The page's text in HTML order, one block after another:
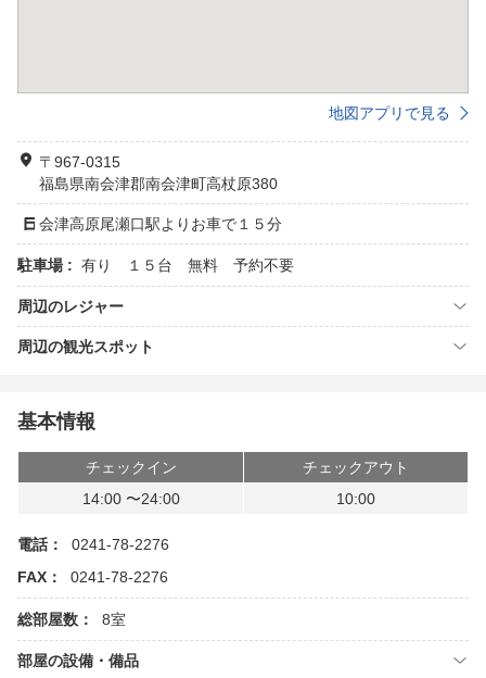
地図アプリで見る
〒967-0315
福島県南会津郡南会津町高杖原380
会津高原尾瀬口駅よりお車で１５分
駐車場 : 有り １５台 無料 予約不要
周辺のレジャー
周辺の観光スポット
基本情報
チェックイン
チェックアウト
14:00 〜24:00
10:00
電話：
0241-78-2276
FAX：
0241-78-2276
総部屋数： 8室
部屋の設備・備品